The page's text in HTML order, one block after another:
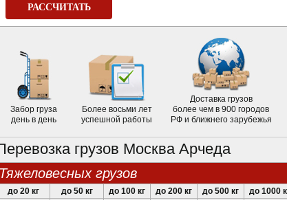
РАССЧИТАТЬ
Забор груза
день в день
Более восьми лет
успешной работы
Доставка грузов
более чем в 900 городов
РФ и ближнего зарубежья
грузов Москва Арчеда
тяжеловесных грузов
до 20 кг до 50 кг до 100 кг до 200 кг до 500 кг до 1000